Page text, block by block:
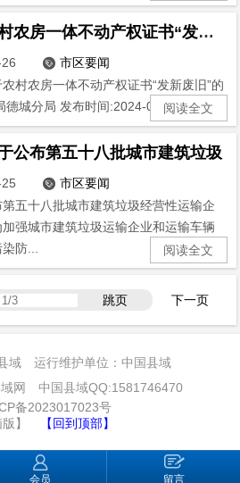
德州市德城区关于农村农房一体不动产权证书“发新废旧”的通告
 市区要闻
村农房一体不动产权证书“发新废旧”的
城分局 发布时间:2024-06-19 15:37...
阅读全文
公布第五十八批城市建筑垃圾
 市区要闻
五十八批城市建筑垃圾经营性运输企
强城市建筑垃圾运输企业和运输车辆
防...
阅读全文
跳页 下一页
域 运行维护单位：中国县域
域网 中国县域QQ:1581746470
备2023017023号
】
【回到顶部】
会员 留言